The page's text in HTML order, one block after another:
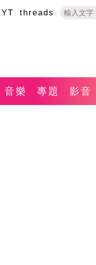
YT threads
音樂 專題 影音